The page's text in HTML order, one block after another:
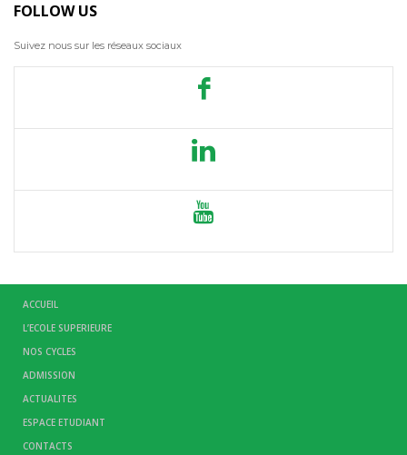
FOLLOW US
Suivez nous sur les réseaux sociaux
ACCUEIL
L’ECOLE SUPERIEURE
NOS CYCLES
ADMISSION
ACTUALITES
ESPACE ETUDIANT
CONTACTS